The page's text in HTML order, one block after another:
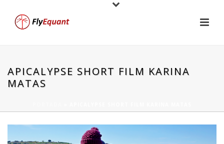
APICALYPSE SHORT FILM KARINA
MATAS